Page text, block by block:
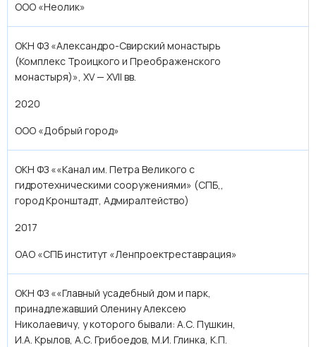
ООО «Неолик»
ОКН ФЗ «Александро-Свирский монастырь
(Комплекс Троицкого и Преображенского
монастыря)», XV — XVII вв.
2020
ООО «Добрый город»
ОКН ФЗ ««Канал им. Петра Великого с
гидротехническими сооружениями» (СПБ,,
город Кронштадт, Адмиралтейство)
2017
ОАО «СПБ институт «Ленпроектреставрация»
ОКН ФЗ ««Главный усадебный дом и парк,
принадлежавший Оленину Алексею
Николаевичу, у которого бывали: А.С. Пушкин,
И.А. Крылов, А.С. Грибоедов, М.И. Глинка, К.П.